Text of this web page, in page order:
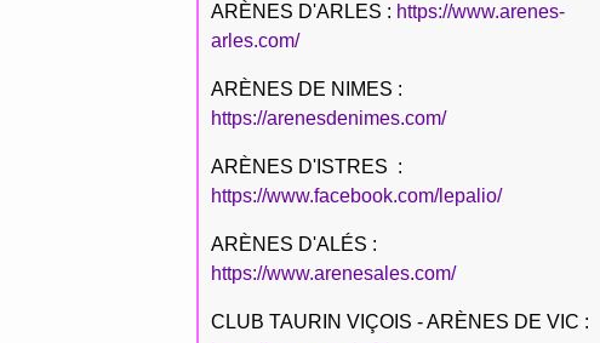
ARÈNES D'ARLES : https://www.arenes-
arles.com/
ARÈNES DE NIMES :
https://arenesdenimes.com/
ARÈNES D'ISTRES :
https://www.facebook.com/lepalio/
ARÈNES D'ALÉS :
https://www.arenesales.com/
CLUB TAURIN VIÇOIS - ARÈNES DE VIC :